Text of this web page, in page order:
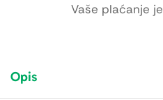
Vaše plaćanje je
Opis